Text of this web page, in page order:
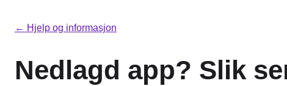
innhold
← Hjelp og informasjon
Nedlagd app? Slik